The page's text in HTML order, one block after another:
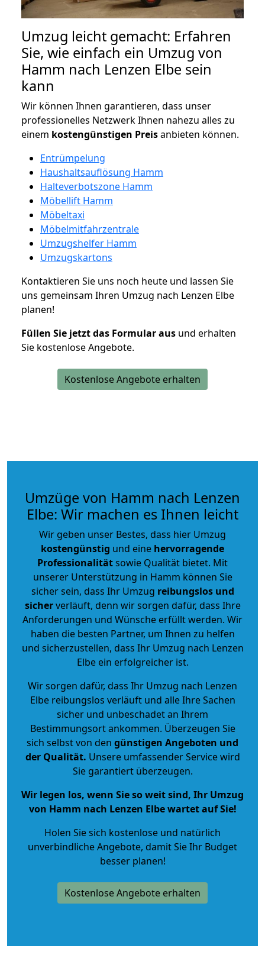
Umzug leicht gemacht: Erfahren
Sie, wie einfach ein Umzug von
Hamm nach Lenzen Elbe sein
kann
Wir können Ihnen garantieren, dass unser
professionelles Netzwerk Ihnen nahezu alles zu
einem kostengünstigen Preisanbieten können.
Entrümpelung
Haushaltsauflösung Hamm
Halteverbotszone Hamm
Möbellift Hamm
Möbeltaxi
Möbelmitfahrzentrale
Umzugshelfer Hamm
Umzugskartons
Kontaktieren Sie uns noch heute und lassen Sie
uns gemeinsam Ihren Umzug nach Lenzen Elbe
planen!
Füllen Sie jetzt das Formular aus und erhalten
Sie kostenlose Angebote.
Kostenlose Angebote erhalten
Umzüge von Hamm nach Lenzen
Elbe: Wir machen es Ihnen leicht
Wir geben unser Bestes, dass hier Umzug
kostengünstig und eine hervorragende
Professionalitätsowie Qualität bietet. Mit
unserer Unterstützung in Hamm können Sie
sicher sein, dass Ihr Umzug reibungslos und
sicherverläuft, denn wir sorgen dafür, dass Ihre
Anforderungen und Wünsche erfüllt werden. Wir
haben die besten Partner, um Ihnen zu helfen
und sicherzustellen, dass Ihr Umzug nach Lenzen
Elbe ein erfolgreicher ist.
Wir sorgen dafür, dass Ihr Umzug nach Lenzen
Elbe reibungslos verläuft und alle Ihre Sachen
sicher und unbeschadet an Ihrem
Bestimmungsort ankommen. Überzeugen Sie
sich selbst von den günstigen Angeboten und
der Qualität. Unsere umfassender Service wird
Sie garantiert überzeugen.
Wir legen los, wenn Sie so weit sind, Ihr Umzug
von Hamm nach Lenzen Elbe wartet auf Sie!
Holen Sie sich kostenlose und natürlich
unverbindliche Angebote, damit Sie Ihr Budget
besser planen!
Kostenlose Angebote erhalten